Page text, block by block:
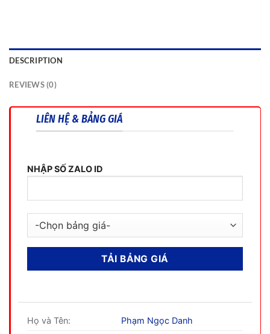
DESCRIPTION
REVIEWS (0)
LIÊN HỆ & BẢNG GIÁ
NHẬP SỐ ZALO ID
Họ và Tên:
Phạm Ngọc Danh